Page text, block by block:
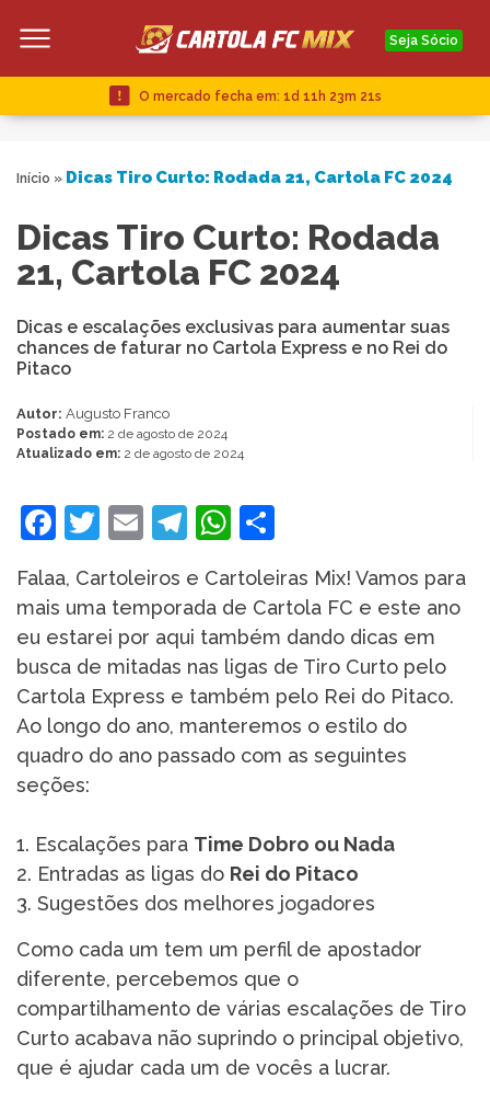
Seja Sócio
O mercado fecha em: 1d 11h 23m 21s
Início » Dicas Tiro Curto: Rodada 21, Cartola FC 2024
Dicas Tiro Curto: Rodada
21, Cartola FC 2024
Dicas e escalações exclusivas para aumentar suas
chances de faturar no Cartola Express e no Rei do
Pitaco
Autor: Augusto Franco
Postado em: 2 de agosto de 2024
Atualizado em: 2 de agosto de 2024
Facebook
Twitter
EmailTelegram
WhatsApp
Falaa, Cartoleiros e Cartoleiras Mix! Vamos para
mais uma temporada de Cartola FC e este ano
eu estarei por aqui também dando dicas em
busca de mitadas nas ligas de Tiro Curto pelo
Cartola Express e também pelo Rei do Pitaco.
Ao longo do ano, manteremos o estilo do
quadro do ano passado com as seguintes
seções:
1. Escalações para Time Dobro ou Nada
2. Entradas as ligas do Rei do Pitaco
3. Sugestões dos melhores jogadores
Como cada um tem um perfil de apostador
diferente, percebemos que o
compartilhamento de várias escalações de Tiro
Curto acabava não suprindo o principal objetivo,
que é ajudar cada um de vocês a lucrar.